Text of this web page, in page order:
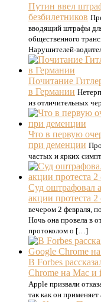
Путин ввел
безбилетников
вводящий штрафы
общественного
Нарушителей-
Почитание
в Германии
из отличительных
Что в первую
при деменции
частых и ярких
Суд оштрафовал
акции протеста 2
вечером 2 февраля,
Ночь она провела в
протоколом о […]
В Forbes
Chrome на Mac и
Apple призвали
так как он